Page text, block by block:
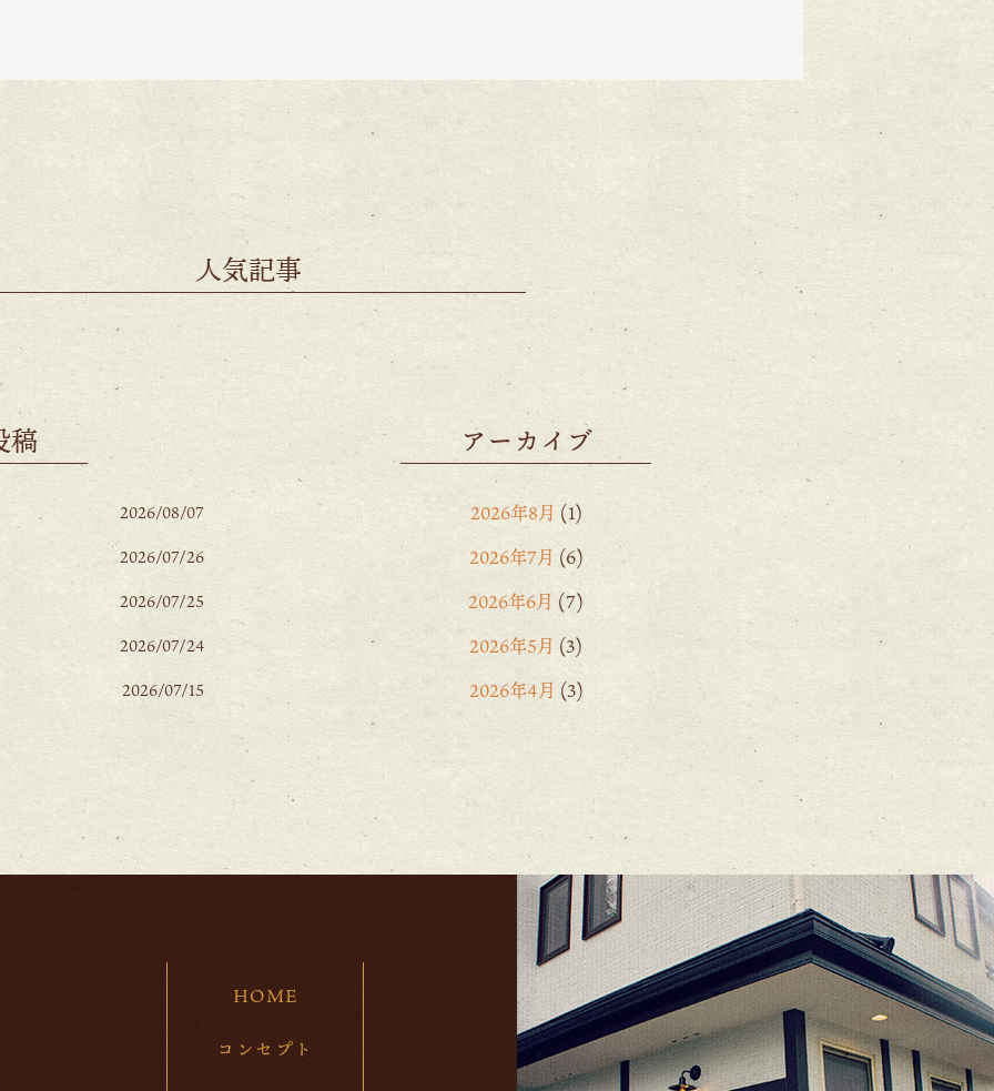
人気記事
稿
2026/08/07
2026/07/26
2026/07/25
2026/07/24
2026/07/15
アーカイブ
2026年8月 (1)
2026年7月 (6)
2026年6月 (7)
2026年5月 (3)
2026年4月 (3)
2025年12月(15)
2025年11月(8)
2025年10月(6)
2025年9月(11)
2025年8月(11)
HOME
コンセプト